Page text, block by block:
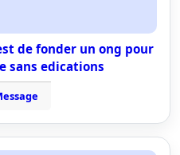
de fonder un ong pour
sans edications